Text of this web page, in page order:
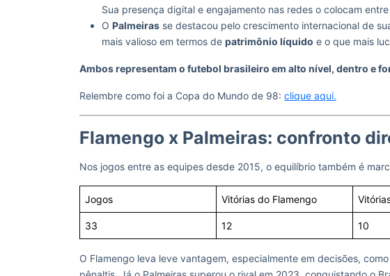
Sua presença digital e engajamento nas redes o colocam
O Palmeiras se destacou pelo crescimento internacional de
mais valioso em termos de patrimônio líquido e o que mais
Ambos representam o futebol brasileiro em alto nível, dentro e
Relembre como foi a Copa do Mundo de 98: clique aqui.
Flamengo x Palmeiras: confronto
Nos jogos entre as equipes desde 2015, o equilíbrio também é
Jogos Vitórias do Flamengo
33 12 10
O Flamengo leva leve vantagem, especialmente em decisões, como